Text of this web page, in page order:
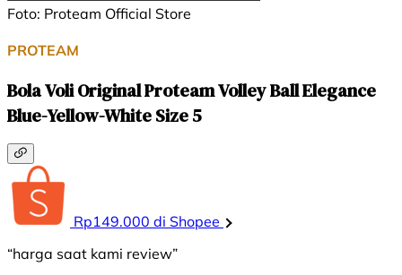
Foto: Proteam Official Store
PROTEAM
Bola Voli Original Proteam Volley Ball Elegance
Blue-Yellow-White Size 5
Rp149.000 di Shopee
“harga saat kami review”